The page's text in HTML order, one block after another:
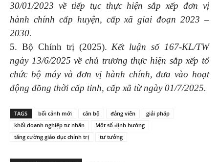
30/01/2023 về tiếp tục thực hiện sắp xếp đơn vị
hành chính cấp huyện, cấp xã giai đoạn 2023 –
2030.
5. Bộ Chính trị (2025). Kết luận số 167-KL/TW
ngày 13/6/2025 về chủ trương thực hiện sắp xếp tổ
chức bộ máy và đơn vị hành chính, đưa vào hoạt
động đồng thời cấp tỉnh, cấp xã từ ngày 01/7/2025.
TAGS bối cảnh mới cán bộ đảng viên
giải pháp
khối doanh nghiệp tư nhân
Một số định hướng
tăng cường giáo dục chính trị
tư tưởng